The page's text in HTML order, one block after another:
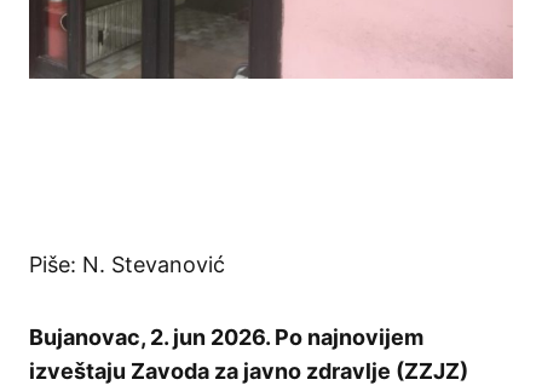
Piše: N. Stevanović
Bujanovac, 2. jun 2026. Po najnovijem
izveštaju Zavoda za javno zdravlje (ZZJZ)